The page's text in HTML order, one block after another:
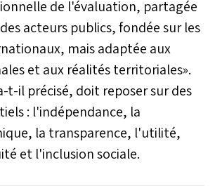
de l'évaluation, partagée
acteurs publics, fondée sur les
mais adaptée aux
et aux réalités territoriales».
t-il précisé, doit reposer sur des
: l'indépendance, la
la transparence, l'utilité,
et l'inclusion sociale.